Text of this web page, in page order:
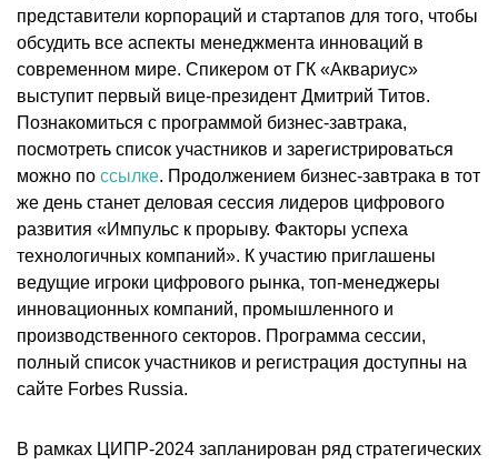
представители корпораций и стартапов для того, чтобы
обсудить все аспекты менеджмента инноваций в
современном мире. Спикером от ГК «Аквариус»
выступит первый вице-президент Дмитрий Титов.
Познакомиться с программой бизнес-завтрака,
посмотреть список участников и зарегистрироваться
можно по ссылке. Продолжением бизнес-завтрака в тот
же день станет деловая сессия лидеров цифрового
развития «Импульс к прорыву. Факторы успеха
технологичных компаний». К участию приглашены
ведущие игроки цифрового рынка, топ-менеджеры
инновационных компаний, промышленного и
производственного секторов. Программа сессии,
полный список участников и регистрация доступны на
сайте Forbes Russia.
В рамках ЦИПР-2024 запланирован ряд стратегических